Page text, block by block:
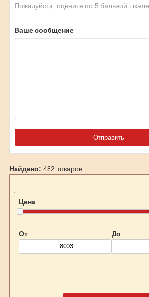
Пожалуйста, оцените по 5 бальной шкале
Ваше сообщение
Найдено: 482 товаров.
Цена
От До